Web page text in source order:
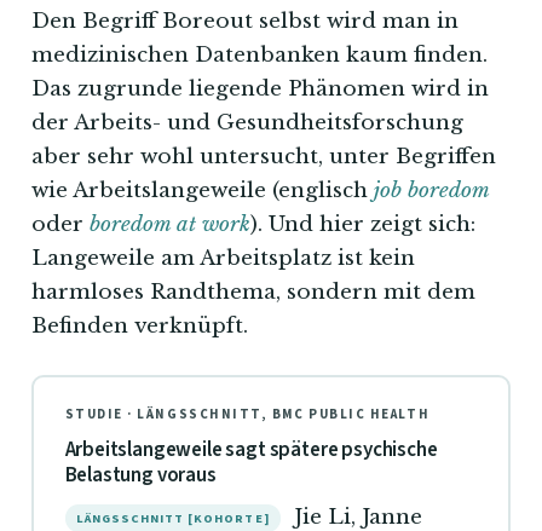
Den Begriff Boreout selbst wird man in
medizinischen Datenbanken kaum finden.
Das zugrunde liegende Phänomen wird in
der Arbeits- und Gesundheitsforschung
aber sehr wohl untersucht, unter Begriffen
wie Arbeitslangeweile (englisch job boredom
oder boredom at work). Und hier zeigt sich:
Langeweile am Arbeitsplatz ist kein
harmloses Randthema, sondern mit dem
Befinden verknüpft.
STUDIE · LÄNGSSCHNITT, BMC PUBLIC HEALTH
Arbeitslangeweile sagt spätere psychische
Belastung voraus
LÄNGSSCHNITT [KOHORTE]
Jie Li, Janne